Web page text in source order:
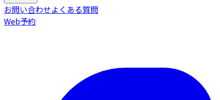
お問い合わせよくある質問
Web予約